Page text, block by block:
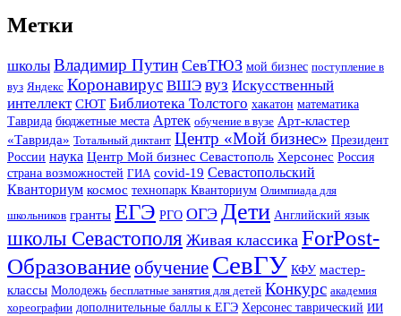
Метки
школы Владимир Путин СевТЮЗ мой бизнес поступление в
вуз Яндекс Коронавирус ВШЭ вуз Искусственный
интеллект СЮТ Библиотека Толстого хакатон математика
Таврида бюджетные места Артек обучение в вузе Арт-кластер
«Таврида» Тотальный диктант Центр «Мой бизнес» Президент
России наука Центр Мой бизнес Севастополь Херсонес Россия
страна возможностей ГИА covid-19 Севастопольский
Кванториум космос технопарк Кванториум Олимпиада для
школьников гранты ЕГЭ РГО ОГЭ Дети Английский язык
школы Севастополя Живая классика ForPost-
Образованиеобучение СевГУ КФУ мастер-
классы Молодежь бесплатные занятия для детей Конкурс академия
хореографии дополнительные баллы к ЕГЭ Херсонес таврический ИИ